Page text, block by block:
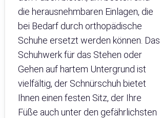
die herausnehmbaren Einlagen, die
bei Bedarf durch orthopädische
Schuhe ersetzt werden können. Das
Schuhwerk für das Stehen oder
Gehen auf hartem Untergrund ist
vielfältig, der Schnürschuh bietet
Ihnen einen festen Sitz, der Ihre
Füße auch unter den gefährlichsten